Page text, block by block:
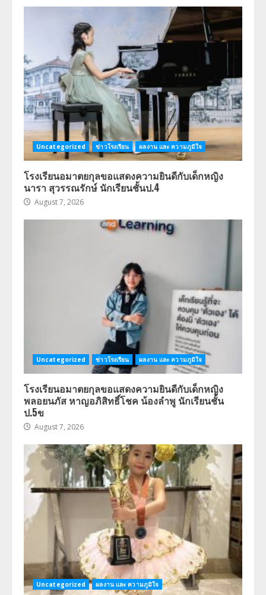
Uncategorized ข่าวโรงเรียน ผลงาน และ ความภูมิใจ
โรงเรียนอมาตยกุลขอแสดงความยินดีกับเด็กหญิง
นารา สุวรรณรักษ์ นักเรียนชั้นป.4
August 7, 2026
Uncategorized ข่าวโรงเรียน ผลงาน และ ความภูมิใจ
โรงเรียนอมาตยกุลขอแสดงความยินดีกับเด็กหญิง
พลอยนภัส หาญอภิสิทธิ์โชค น้องลำพู นักเรียนชั้น
ป.5ข
August 7, 2026
Uncategorized ผลงาน และ ความภูมิใจ